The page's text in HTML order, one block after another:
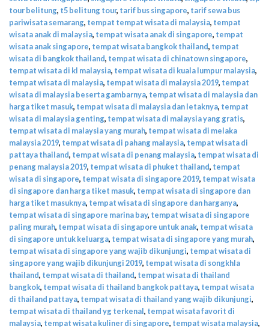
tour belitung, t5 belitung tour, tarif bus singapore, tarif sewa bus
pariwisata semarang, tempat tempat wisata di malaysia, tempat
wisata anak di malaysia, tempat wisata anak di singapore, tempat
wisata anak singapore, tempat wisata bangkok thailand, tempat
wisata di bangkok thailand, tempat wisata di chinatown singapore,
tempat wisata di kl malaysia, tempat wisata di kuala lumpur malaysia,
tempat wisata di malaysia, tempat wisata di malaysia 2019, tempat
wisata di malaysia beserta gambarnya, tempat wisata di malaysia dan
harga tiket masuk, tempat wisata di malaysia dan letaknya, tempat
wisata di malaysia genting, tempat wisata di malaysia yang gratis,
tempat wisata di malaysia yang murah, tempat wisata di melaka
malaysia 2019, tempat wisata di pahang malaysia, tempat wisata di
pattaya thailand, tempat wisata di penang malaysia, tempat wisata di
penang malaysia 2019, tempat wisata di phuket thailand, tempat
wisata di singapore, tempat wisata di singapore 2019, tempat wisata
di singapore dan harga tiket masuk, tempat wisata di singapore dan
harga tiket masuknya, tempat wisata di singapore dan harganya,
tempat wisata di singapore marina bay, tempat wisata di singapore
paling murah, tempat wisata di singapore untuk anak, tempat wisata
di singapore untuk keluarga, tempat wisata di singapore yang murah,
tempat wisata di singapore yang wajib dikunjungi, tempat wisata di
singapore yang wajib dikunjungi 2019, tempat wisata di songkhla
thailand, tempat wisata di thailand, tempat wisata di thailand
bangkok, tempat wisata di thailand bangkok pattaya, tempat wisata
di thailand pattaya, tempat wisata di thailand yang wajib dikunjungi,
tempat wisata di thailand yg terkenal, tempat wisata favorit di
malaysia, tempat wisata kuliner di singapore, tempat wisata malaysia,